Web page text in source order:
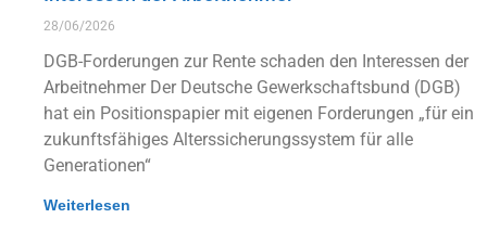
28/06/2026
DGB-Forderungen zur Rente schaden den Interessen der
Arbeitnehmer Der Deutsche Gewerkschaftsbund (DGB)
hat ein Positionspapier mit eigenen Forderungen „für ein
zukunftsfähiges Alterssicherungssystem für alle
Generationen“
Weiterlesen